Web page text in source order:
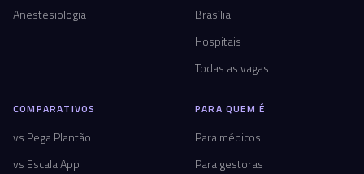
Anestesiologia
Brasília
Hospitais
Todas as vagas
COMPARATIVOS
vs Pega Plantão
vs Escala App
PARA QUEM É
Para médicos
Para gestoras